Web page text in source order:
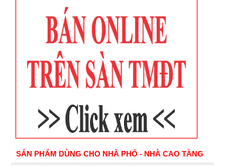
SẢN PHẨM DÙNG CHO NHÀ PHỐ - NHÀ CAO TẦNG